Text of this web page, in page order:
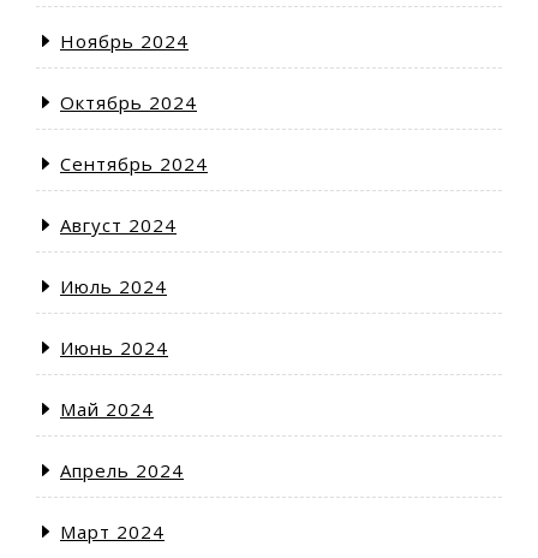
Ноябрь 2024
Октябрь 2024
Сентябрь 2024
Август 2024
Июль 2024
Июнь 2024
Май 2024
Апрель 2024
Март 2024